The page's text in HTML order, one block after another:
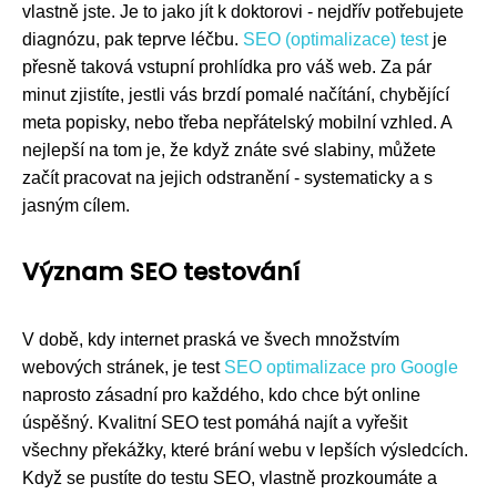
vlastně jste. Je to jako jít k doktorovi - nejdřív potřebujete
diagnózu, pak teprve léčbu. SEO (optimalizace) testje
přesně taková vstupní prohlídka pro váš web. Za pár
minut zjistíte, jestli vás brzdí pomalé načítání, chybějící
meta popisky, nebo třeba nepřátelský mobilní vzhled. A
nejlepší na tom je, že když znáte své slabiny, můžete
začít pracovat na jejich odstranění - systematicky a s
jasným cílem.
Význam SEO testování
V době, kdy internet praská ve švech množstvím
webových stránek, je test SEO optimalizace pro Google
naprosto zásadní pro každého, kdo chce být online
úspěšný. Kvalitní SEO test pomáhá najít a vyřešit
všechny překážky, které brání webu v lepších výsledcích.
Když se pustíte do testu SEO, vlastně prozkoumáte a